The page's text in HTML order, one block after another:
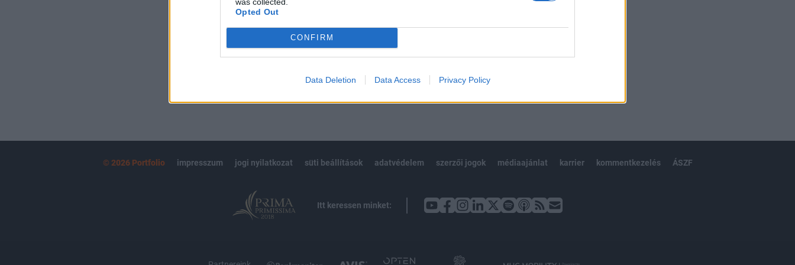
Opted Out
CONFIRM
Data Deletion Data Access Privacy Policy
kötéslistái
Előfizetés
MÁR ELŐFIZETŐNK VAGY? BEJELENTKEZÉS
© 2026 Portfolio impresszum jogi nyilatkozat süti beállítások adatvédelem szerzői jogok médiaajánlat karrier kommentkezelés ÁSZF
Itt keressen minket: